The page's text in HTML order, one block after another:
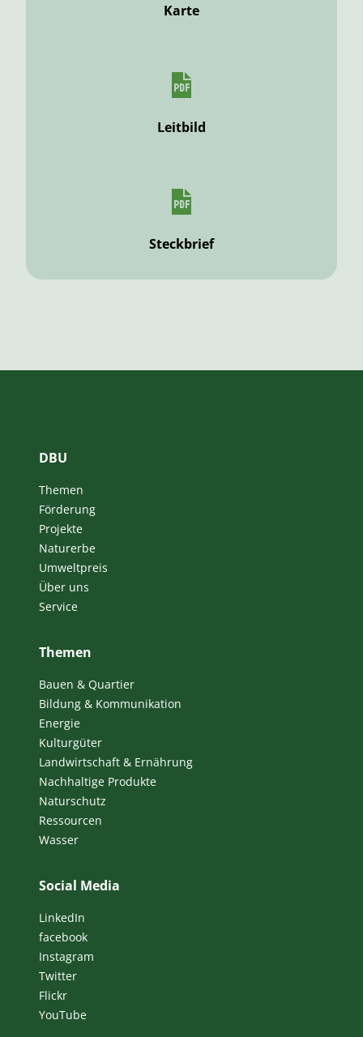
Karte
Leitbild
Steckbrief
DBU
Themen
Förderung
Projekte
Naturerbe
Umweltpreis
Über uns
Service
Themen
Bauen & Quartier
Bildung & Kommunikation
Energie
Kulturgüter
Landwirtschaft & Ernährung
Nachhaltige Produkte
Naturschutz
Ressourcen
Wasser
Social Media
LinkedIn
facebook
Instagram
Twitter
Flickr
YouTube